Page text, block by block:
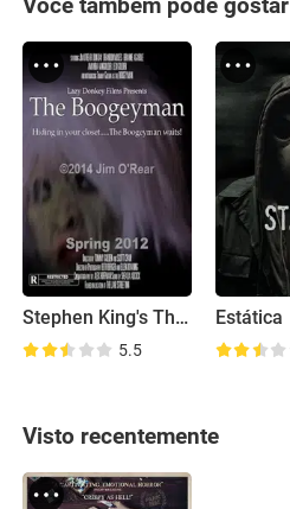
Stephen King's The Boogeyman
5.5
Estática
Visto recentemente